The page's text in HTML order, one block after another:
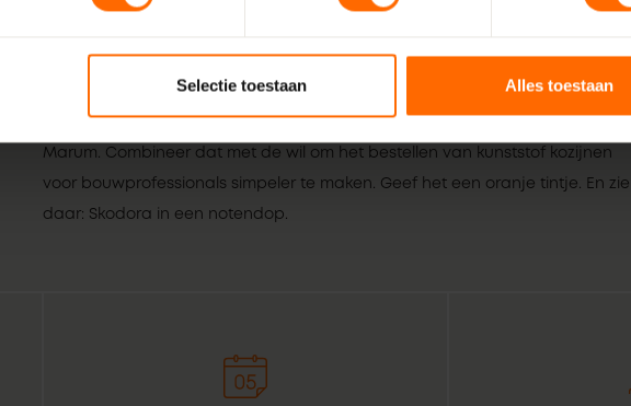
Selectie toestaan Alles toestaan
Wij zijn Skodora. Een gepassioneerd, lokaal familiebedrijf, bestaande uit pure
Marum. Combineer dat met de wil om het bestellen van kunststof kozijnen
voor bouwprofessionals simpeler te maken. Geef het een oranje tintje. En zie
daar: Skodora in een notendop.